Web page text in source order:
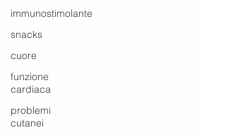
immunostimolante
snacks
cuore
funzione
cardiaca
problemi
cutanei